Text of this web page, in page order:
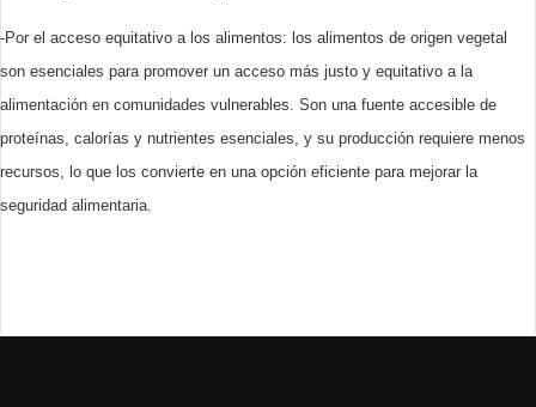
-Por el acceso equitativo a los alimentos: los alimentos de origen vegetal
son esenciales para promover un acceso más justo y equitativo a la
alimentación en comunidades vulnerables. Son una fuente accesible de
proteínas, calorías y nutrientes esenciales, y su producción requiere menos
recursos, lo que los convierte en una opción eficiente para mejorar la
seguridad alimentaria.